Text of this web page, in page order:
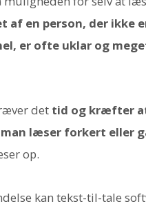
af en person, der ikke
er ofte uklar og
det tid og kræfter
læser forkert eller
op.
kan tekst-til-tale